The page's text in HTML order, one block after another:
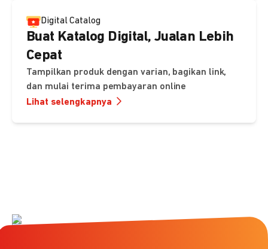
Digital Catalog
Buat Katalog Digital, Jualan Lebih
Cepat
Tampilkan produk dengan varian, bagikan link,
dan mulai terima pembayaran online
Lihat selengkapnya